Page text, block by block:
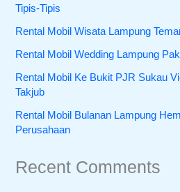
Tipis-Tipis
Rental Mobil Wisata Lampung
Rental Mobil Wedding Lampung
Rental Mobil Ke Bukit PJR Sukau
Takjub
Rental Mobil Bulanan Lampung
Perusahaan
Recent Comments